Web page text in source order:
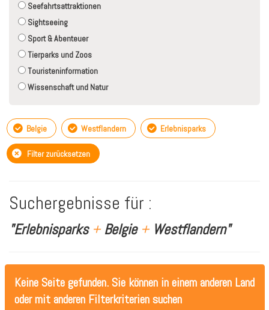
Seefahrtsattraktionen
Sightseeing
Sport & Abenteuer
Tierparks und Zoos
Touristeninformation
Wissenschaft und Natur
Belgie Westflandern Erlebnisparks
Filter zurücksetzen
Suchergebnisse für :
"Erlebnisparks +Belgie +Westflandern"
Keine Seite gefunden. Sie können in einem anderen Land
oder mit anderen Filterkriterien suchen